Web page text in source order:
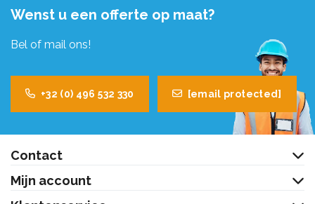
Wenst u een offerte op maat?
Bel of mail ons!
+32 (0) 496 532 330 [email protected]
Contact
Mijn account